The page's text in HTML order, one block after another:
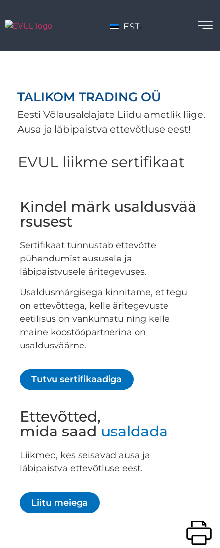
EST
TALIKOM TRADING OÜ
Eesti Võlausaldajate Liidu ametlik liige.
Ausa ja läbipaistva ettevõtluse eest!
EVUL liikme sertifikaat
Kindel märk usaldusvää
rsusest
Sertifikaat tunnustab ettevõtte
pühendumist aususele ja
läbipaistvusele äritegevuses.
Usaldusmärgisega kinnitame, et tegu
on ettevõttega, kelle äritegevuste
eetilisus on vankumatu ning kelle
maine koostööpartnerina on
usaldusväärne.
Tutvu sertifikaadiga
Ettevõtted,
mida saad usaldada
Liikmed, kes seisavad ausa ja
läbipaistva ettevõtluse eest.
Liitu meiega